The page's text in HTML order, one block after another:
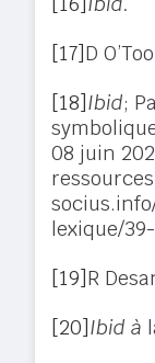
[17]D
[18]Ibid;
08 juin
lexique/
[19]R
[20]Ibid à